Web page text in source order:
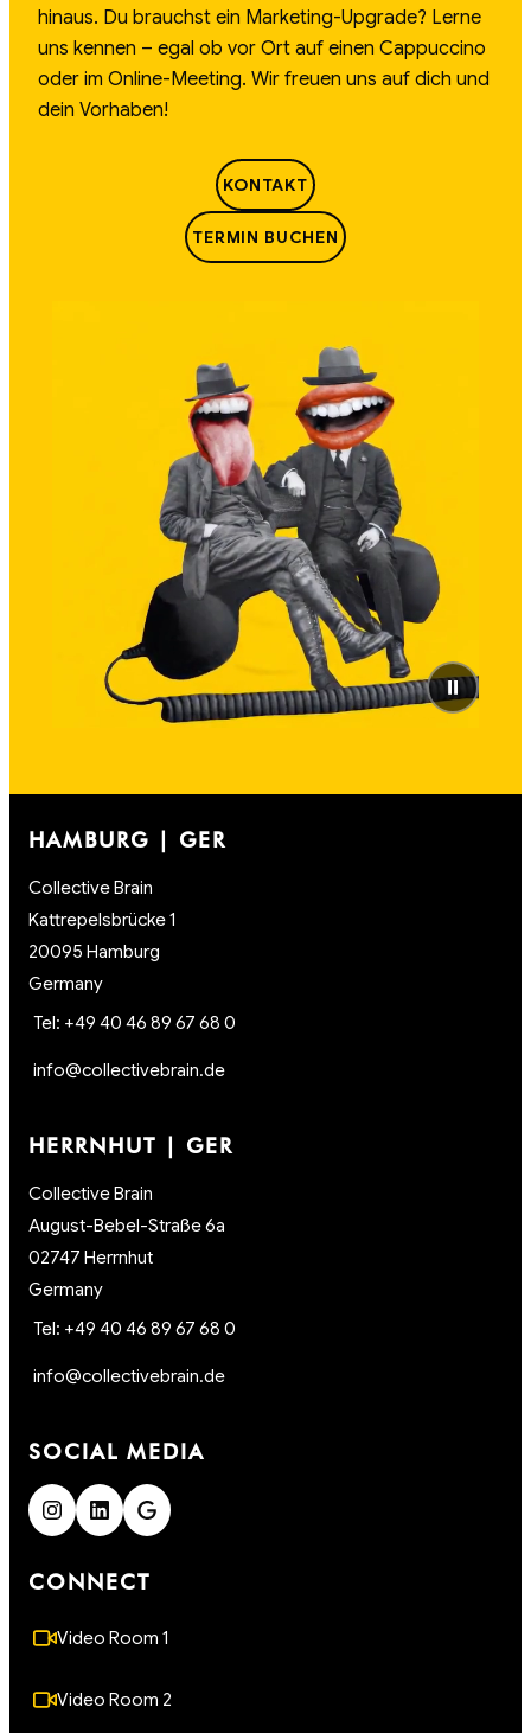
hinaus. Du brauchst ein Marketing-Upgrade? Lerne
uns kennen – egal ob vor Ort auf einen Cappuccino
oder im Online-Meeting. Wir freuen uns auf dich und
dein Vorhaben!
KONTAKT
TERMIN BUCHEN
⏸
HAMBURG | GER
Collective Brain
Kattrepelsbrücke 1
20095 Hamburg
Germany
Tel: +49 40 46 89 67 68 0
info@collectivebrain.de
HERRNHUT | GER
Collective Brain
August-Bebel-Straße 6a
02747 Herrnhut
Germany
Tel: +49 40 46 89 67 68 0
info@collectivebrain.de
SOCIAL MEDIA
CONNECT
Video Room 1
Video Room 2